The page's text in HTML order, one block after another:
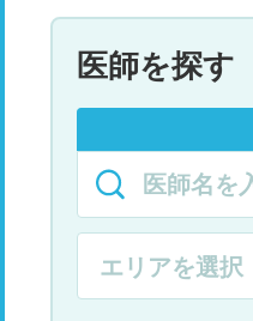
医師を探す